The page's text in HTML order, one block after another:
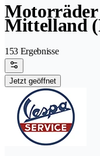
Motorräder
Mittelland
153 Ergebnisse
Jetzt geöffnet